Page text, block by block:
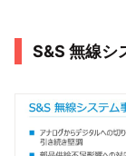
S&S 無線シ